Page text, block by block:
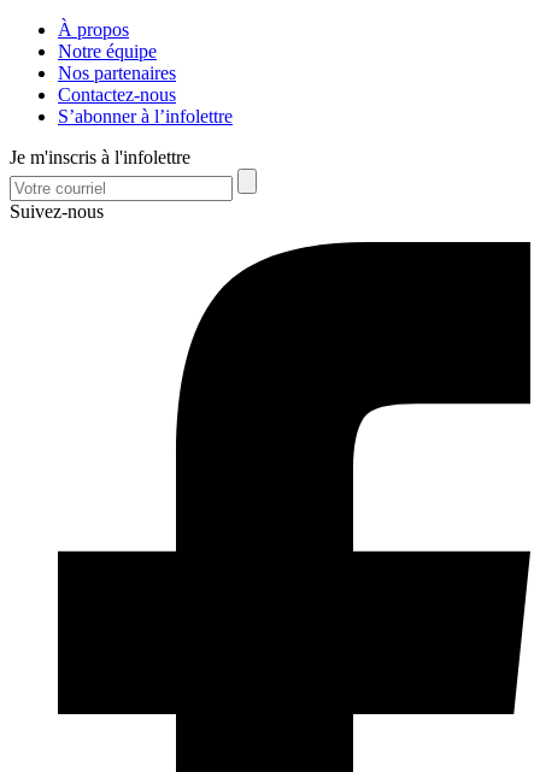
À propos
Notre équipe
Nos partenaires
Contactez-nous
S’abonner à l’infolettre
Je m'inscris à l'infolettre
Suivez-nous